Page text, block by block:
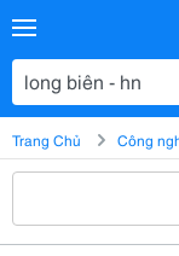
Trang Chủ Công